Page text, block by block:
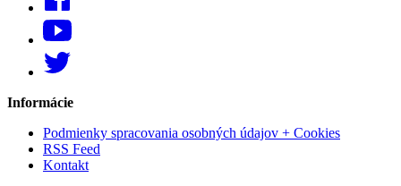
Informácie
Podmienky spracovania osobných údajov + Cookies
RSS Feed
Kontakt